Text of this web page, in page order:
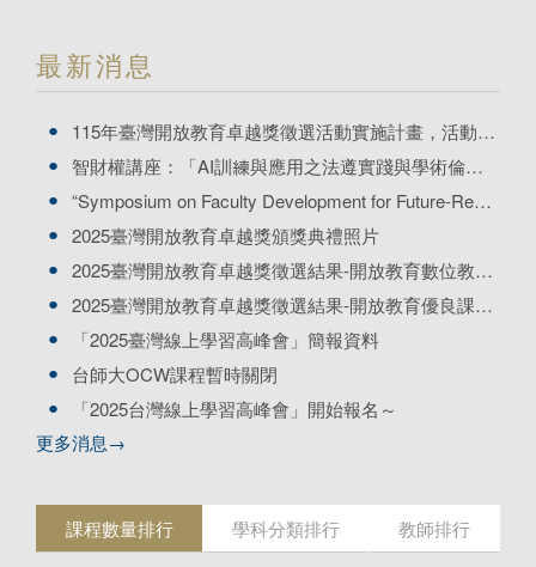
最新消息
115年臺灣開放教育卓越獎徵選活動實施計畫，活動開始～～
智財權講座：「AI訓練與應用之法遵實踐與學術倫理--以人工智慧基本法為說明框架」
“Symposium on Faculty Development for Future-Ready Teaching and Learning” is coming soon
2025臺灣開放教育卓越獎頒獎典禮照片
2025臺灣開放教育卓越獎徵選結果-開放教育數位教學資源運用獎
2025臺灣開放教育卓越獎徵選結果-開放教育優良課程獎
「2025臺灣線上學習高峰會」簡報資料
台師大OCW課程暫時關閉
「2025台灣線上學習高峰會」開始報名～
更多消息→
課程數量排行 學科分類排行 教師排行